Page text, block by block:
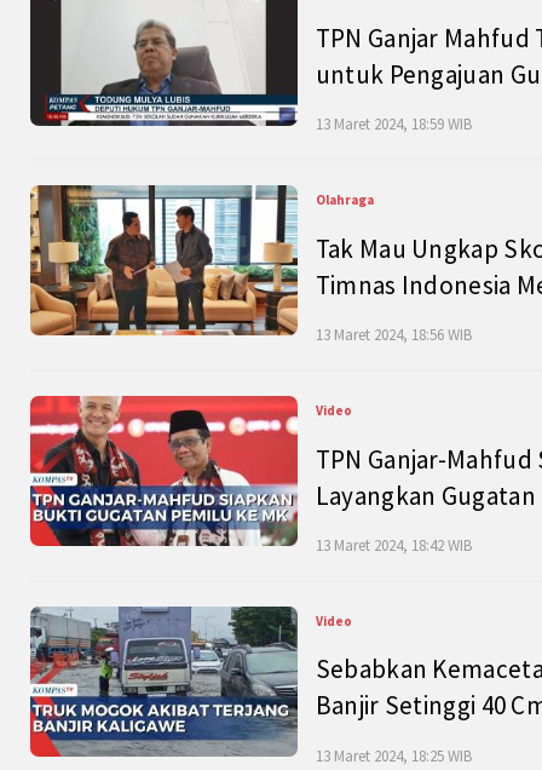
TPN Ganjar
untuk Pengajuan
13 Maret 2024, 18:59 WIB
Olahraga
Tak Mau Ungkap
Timnas Indonesia
13 Maret 2024, 18:56 WIB
Video
TPN Ganjar-
Layangkan
13 Maret 2024, 18:42 WIB
Video
Sebabkan
Banjir Setinggi 40
13 Maret 2024, 18:25 WIB